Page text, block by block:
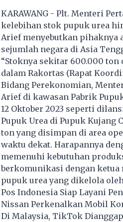
KARAWANG - Plt. Menteri
kelebihan stok pupuk urea
Arief menyebutkan pihaknya
sejumlah negara di Asia
“Stoknya sekitar 600.000
dalam Rakortas (Rapat
Bidang Perekonomian,
Arief di kawasan Pabrik
12 Oktober 2023 seperti
Pupuk Urea di Pupuk
ton yang disimpan di area
waktu dekat. Harapannya
memenuhi kebutuhan
berkomunikasi dengan ketua
pupuk urea yang dikelola
Pos Indonesia Siap Layani
Nissan Perkenalkan Mobil
Di Malaysia, TikTok